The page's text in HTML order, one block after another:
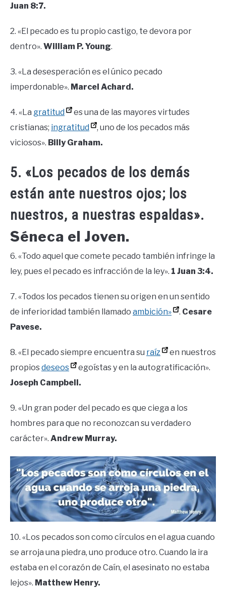
Juan 8:7.
2. «El pecado es tu propio castigo, te devora por
dentro». William P. Young.
3. «La desesperación es el único pecado
imperdonable». Marcel Achard.
4. «La gratitud
es una de las mayores virtudes
cristianas; ingratitud
, uno de los pecados más
viciosos». Billy Graham.
5. «Los pecados de los demás
están ante nuestros ojos; los
nuestros, a nuestras espaldas».
Séneca el Joven.
6. «Todo aquel que comete pecado también infringe la
ley, pues el pecado es infracción de la ley». 1 Juan 3:4.
7. «Todos los pecados tienen su origen en un sentido
de inferioridad también llamado ambición» . Cesare
Pavese.
8. «El pecado siempre encuentra su raíz
en nuestros
propiosdeseos
egoístas y en la autogratificación».
Joseph Campbell.
9. «Un gran poder del pecado es que ciega a los
hombres para que no reconozcan su verdadero
carácter». Andrew Murray.
10. «Los pecados son como círculos en el agua cuando
se arroja una piedra, uno produce otro. Cuando la ira
estaba en el corazón de Caín, el asesinato no estaba
lejos». Matthew Henry.